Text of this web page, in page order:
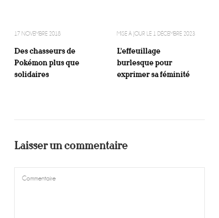
17 NOVEMBRE 2018
Des chasseurs de
Pokémon plus que
solidaires
MISE À JOUR LE 1 DÉCEMBRE 2023
L’effeuillage
burlesque pour
exprimer sa féminité
Laisser un commentaire